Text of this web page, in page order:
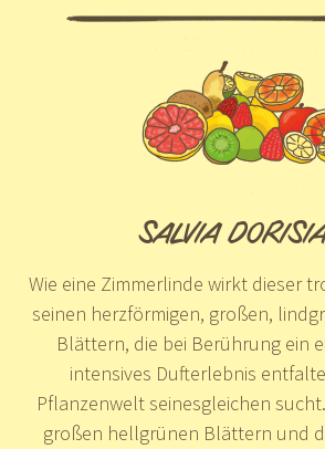
SALVIA
Wie eine Zimmerlinde wirkt dieser
seinen herzförmigen, großen,
Blättern, die bei Berührung ein
intensives Dufterlebnis
Pflanzenwelt seinesgleichen
großen hellgrünen Blättern und